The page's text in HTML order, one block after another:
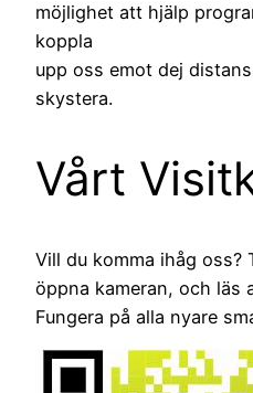
möjlighet att hjälp
koppla
upp oss emot dej
skystera.
Vårt
Vill du komma ihåg oss?
öppna kameran, och läs
Fungera på alla nyare